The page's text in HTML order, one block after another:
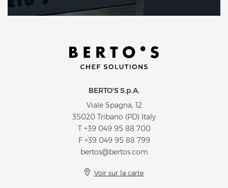
BERTO'S S.p.A.
Viale Spagna, 12
35020 Tribano (PD) Italy
T +39 049 95 88 700
F +39 049 95 88 799
bertos@bertos.com
Voir sur la carte